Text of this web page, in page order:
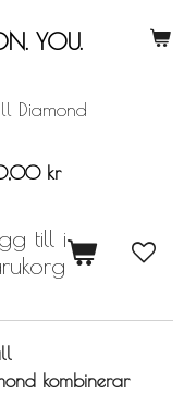
YOU.
Diamond
kr
till i
kombinerar